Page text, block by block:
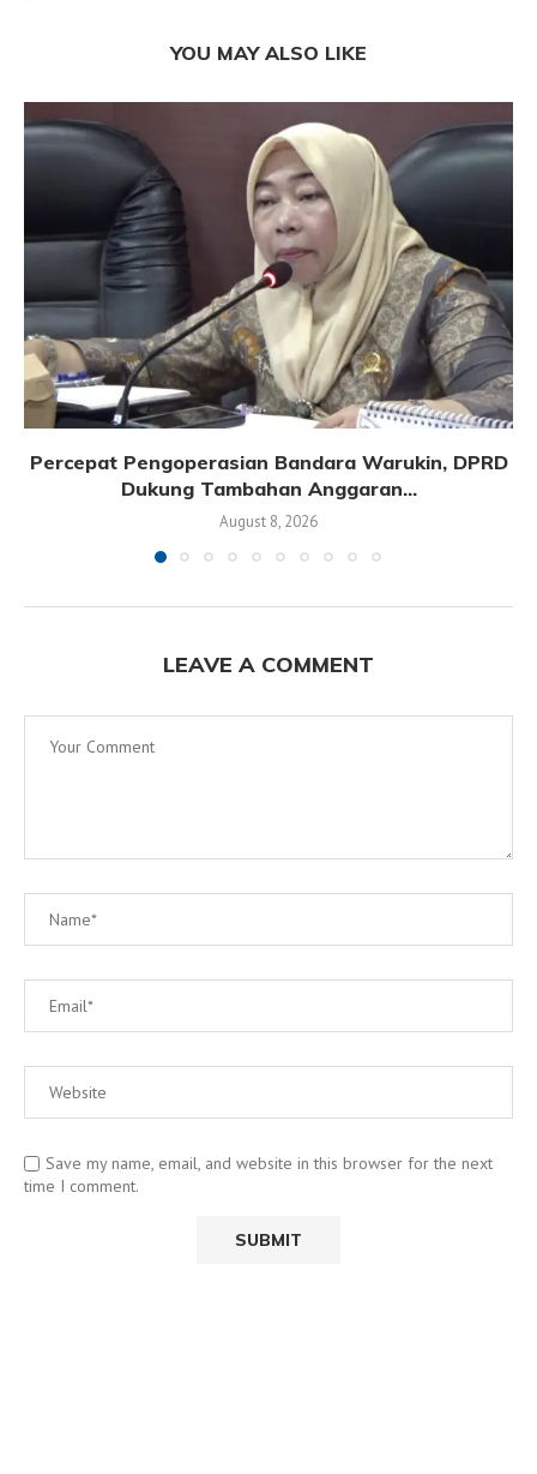
YOU MAY ALSO LIKE
Percepat Pengoperasian Bandara Warukin, DPRD
Dukung Tambahan Anggaran...
August 8, 2026
LEAVE A COMMENT
Save my name, email, and website in this browser for the next
time I comment.